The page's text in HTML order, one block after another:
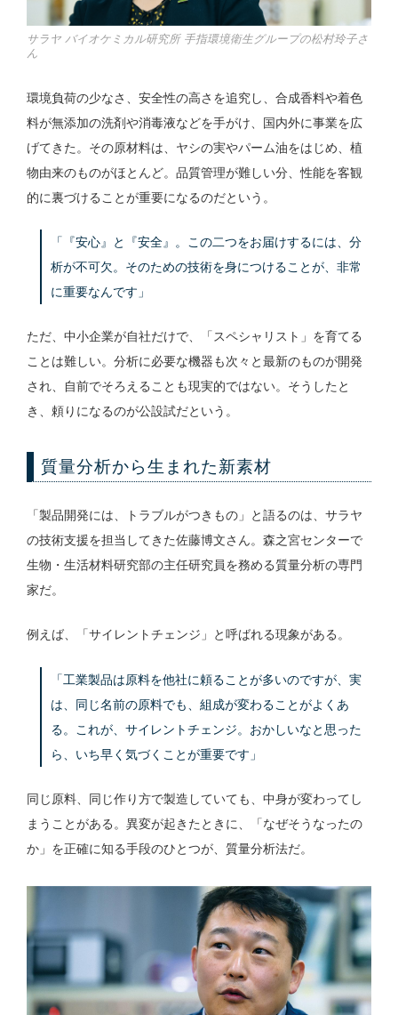
サラヤ バイオケミカル研究所 手指環境衛生グループの松村玲子さ
ん
環境負荷の少なさ、安全性の高さを追究し、合成香料や着色
料が無添加の洗剤や消毒液などを手がけ、国内外に事業を広
げてきた。その原材料は、ヤシの実やパーム油をはじめ、植
物由来のものがほとんど。品質管理が難しい分、性能を客観
的に裏づけることが重要になるのだという。
「『安心』と『安全』。この二つをお届けするには、分
析が不可欠。そのための技術を身につけることが、非常
に重要なんです」
ただ、中小企業が自社だけで、「スペシャリスト」を育てる
ことは難しい。分析に必要な機器も次々と最新のものが開発
され、自前でそろえることも現実的ではない。そうしたと
き、頼りになるのが公設試だという。
質量分析から生まれた新素材
「製品開発には、トラブルがつきもの」と語るのは、サラヤ
の技術支援を担当してきた佐藤博文さん。森之宮センターで
生物・生活材料研究部の主任研究員を務める質量分析の専門
家だ。
例えば、「サイレントチェンジ」と呼ばれる現象がある。
「工業製品は原料を他社に頼ることが多いのですが、実
は、同じ名前の原料でも、組成が変わることがよくあ
る。これが、サイレントチェンジ。おかしいなと思った
ら、いち早く気づくことが重要です」
同じ原料、同じ作り方で製造していても、中身が変わってし
まうことがある。異変が起きたときに、「なぜそうなったの
か」を正確に知る手段のひとつが、質量分析法だ。